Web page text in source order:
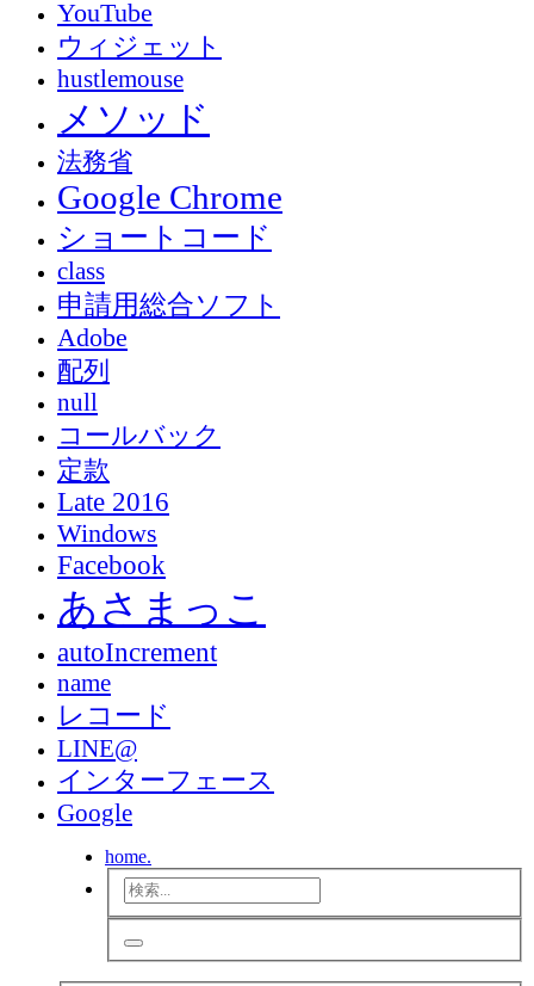
YouTube
ウィジェット
hustlemouse
メソッド
法務省
Google Chrome
ショートコード
class
申請用総合ソフト
Adobe
配列
null
コールバック
定款
Late 2016
Windows
Facebook
あさまっこ
autoIncrement
name
レコード
LINE@
インターフェース
Google
home.